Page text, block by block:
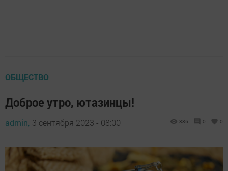
ОБЩЕСТВО
Доброе утро, ютазинцы!
admin, 3 сентября 2023 - 08:00 386 0 0